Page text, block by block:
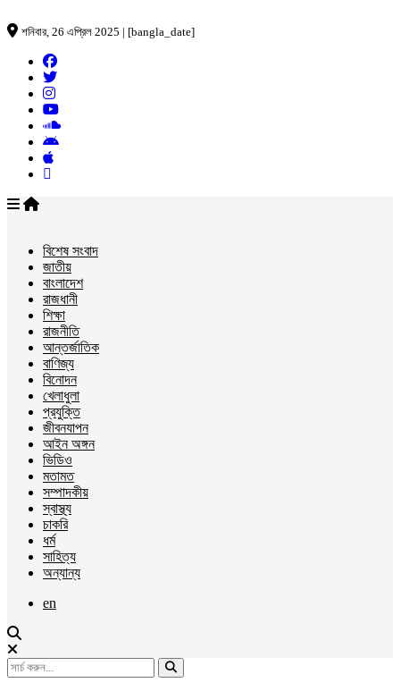
শনিবার, 26 এপ্রিল 2025 | [bangla_date]
বিশেষ সংবাদ
জাতীয়
বাংলাদেশ
রাজধানী
শিক্ষা
রাজনীতি
আন্তর্জাতিক
বাণিজ্য
বিনোদন
খেলাধুলা
প্রযুক্তি
জীবনযাপন
আইন অঙ্গন
ভিডিও
মতামত
সম্পাদকীয়
স্বাস্থ্য
চাকরি
ধর্ম
সাহিত্য
অন্যান্য
en